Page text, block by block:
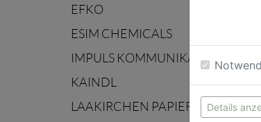
EFKO
ESIM CHEMICALS
IMPULS KOMMUNIKATION
KAINDL
LAAKIRCHEN PAPIER
Details